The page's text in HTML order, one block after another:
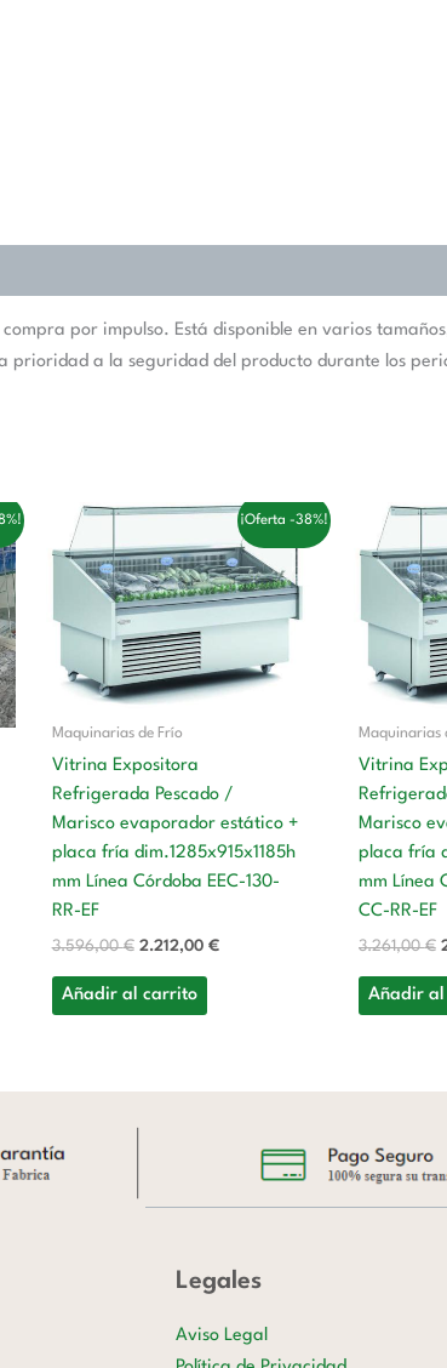
por impulso. Está disponible en varios
a la seguridad del producto durante los
¡Oferta -38%!
Maquinarias de Frío
Vitrina Expositora
Refrigerada Pescado /
Marisco evaporador estático +
placa fría dim.1285x915x1185h
mm Línea Córdoba EEC-130-
RR-EF
3.596,00€
El
original
era:
3.596,00 €.
2.212,00 €
El
precio
actual
es:
2.212,00 €.
Añadir al carrito
Maquinarias
Vitrina
Marisco
placa fría
mm Línea
CC-RR-EF
3.261,00€
Añadir
Legales
Aviso Legal